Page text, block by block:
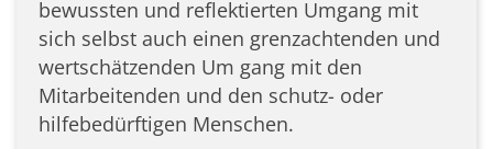
bewussten und reflektierten Umgang mit
sich selbst auch einen grenzachtenden und
wertschätzenden Um­ gang mit den
Mitarbeitenden und den schutz- oder
hilfebedürftigen Menschen.